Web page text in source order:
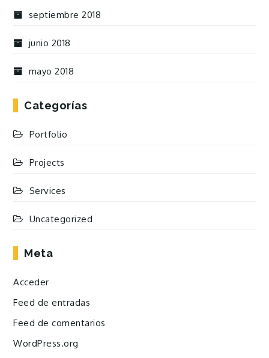
septiembre 2018
junio 2018
mayo 2018
Categorías
Portfolio
Projects
Services
Uncategorized
Meta
Acceder
Feed de entradas
Feed de comentarios
WordPress.org